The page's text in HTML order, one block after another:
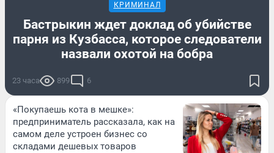
КРИМИНАЛ
Бастрыкин ждет доклад об убийстве
парня из Кузбасса, которое следователи
назвали охотой на бобра
23 часа 899 6
«Покупаешь кота в мешке»:
предприниматель рассказала, как на
самом деле устроен бизнес со
складами дешевых товаров